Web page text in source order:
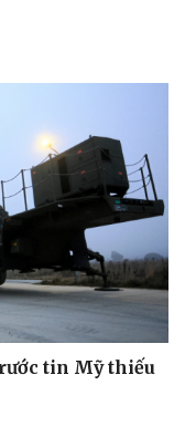
tin Mỹ thiếu